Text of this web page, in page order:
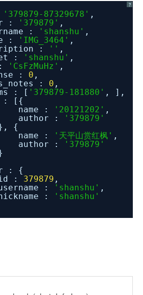
?
'379879-87329678' ,
:
'379879' ,
:
'shanshu' ,
:
'IMG_3464' ,
:
'' ,
:
'shanshu' ,
'CsFzMuHz' ,
: 0 ,
: 0 ,
: [ '379879-181880' , ],
: [{
name :
'20121202' ,
author :
'379879'
{
name :
'天平山赏红枫' ,
author :
'379879'
: {
: 379879 ,
:
'shanshu' ,
:
'shanshu'